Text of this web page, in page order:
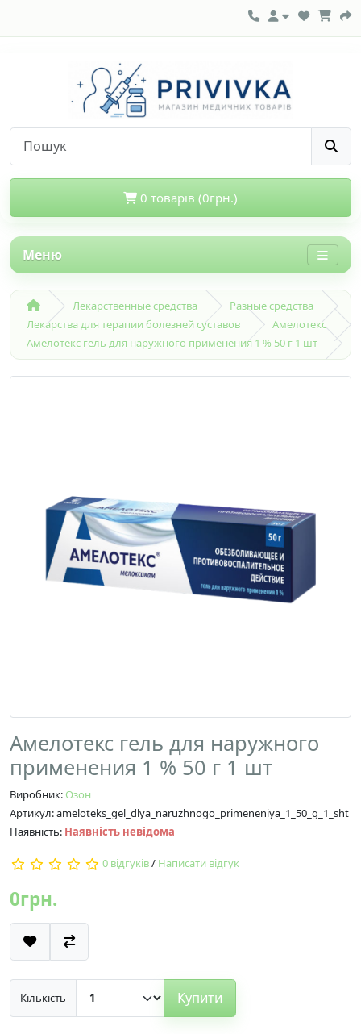
0 товарів (0грн.)
Меню
Лекарственные средства
Разные средства
Лекарства для терапии болезней суставов
Амелотекс
Амелотекс гель для наружного применения 1 % 50 г 1 шт
Амелотекс гель для наружного
применения 1 % 50 г 1 шт
Виробник: Озон
Артикул: ameloteks_gel_dlya_naruzhnogo_primeneniya_1_50_g_1_sht
Наявність: Наявність невідома
0 відгуків/ Написати відгук
0грн.
Кількість Купити